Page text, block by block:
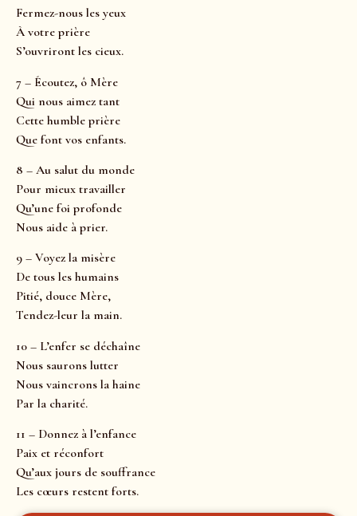
Fermez-nous les yeux
À votre prière
S’ouvriront les cieux.
7 – Écoutez, ô Mère
Qui nous aimez tant
Cette humble prière
Que font vos enfants.
8 – Au salut du monde
Pour mieux travailler
Qu’une foi profonde
Nous aide à prier.
9 – Voyez la misère
De tous les humains
Pitié, douce Mère,
Tendez-leur la main.
10 – L’enfer se déchaîne
Nous saurons lutter
Nous vaincrons la haine
Par la charité.
11 – Donnez à l’enfance
Paix et réconfort
Qu’aux jours de souffrance
Les cœurs restent forts.